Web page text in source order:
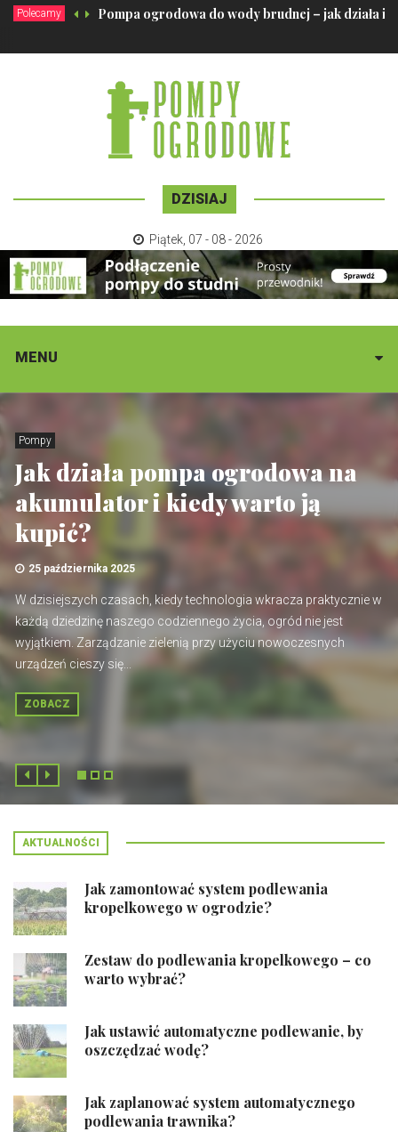
Polecamy Pompa ogrodowa do wody brudnej – jak działa i
DZISIAJ
Piątek 07 - 08 - 2026
MENU
Pompy
Jak działa pompa ogrodowa na
akumulator i kiedy warto ją
kupić?
25 października 2025
W dzisiejszych czasach, kiedy technologia wkracza praktycznie w
każdą dziedzinę naszego codziennego życia, ogród nie jest
wyjątkiem. Zarządzanie zielenią przy użyciu nowoczesnych
urządzeń cieszy się...
ZOBACZ
AKTUALNOŚCI
Jak zamontować system podlewania
kropelkowego w ogrodzie?
Zestaw do podlewania kropelkowego – co
warto wybrać?
Jak ustawić automatyczne podlewanie, by
oszczędzać wodę?
Jak zaplanować system automatycznego
podlewania trawnika?